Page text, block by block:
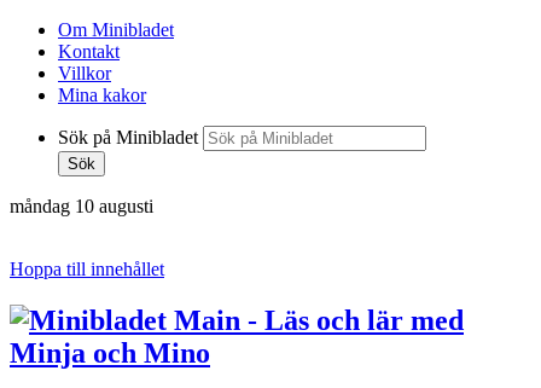
Om Minibladet
Kontakt
Villkor
Mina kakor
Sök på Minibladet
Sök
måndag 10 augusti
Hoppa till innehållet